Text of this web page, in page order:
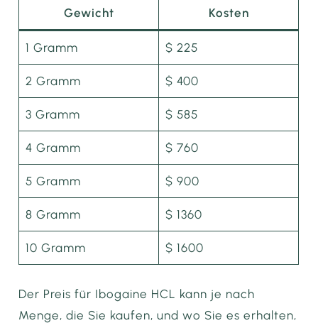
Gewicht Kosten
1 Gramm $ 225
2 Gramm $ 400
3 Gramm $ 585
4 Gramm $ 760
5 Gramm $ 900
8 Gramm $ 1360
10 Gramm $ 1600
Der Preis für Ibogaine HCL kann je nach
Menge, die Sie kaufen, und wo Sie es erhalten,